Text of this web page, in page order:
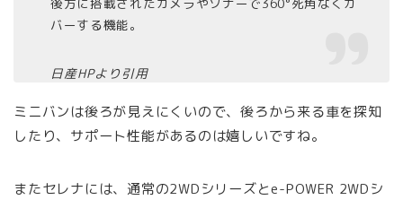
バーする機能。
日産HPより引用
ミニバンは後ろが見えにくいので、後ろから来る車を探知
したり、サポート性能があるのは嬉しいですね。
またセレナには、通常の2WDシリーズとe-POWER 2WDシ